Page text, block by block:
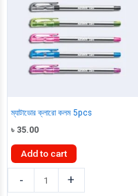
ম্যাটাডোর ক্লারো কলম 5pcs
৳ 35.00
Add to cart
-
ক্লারো
+